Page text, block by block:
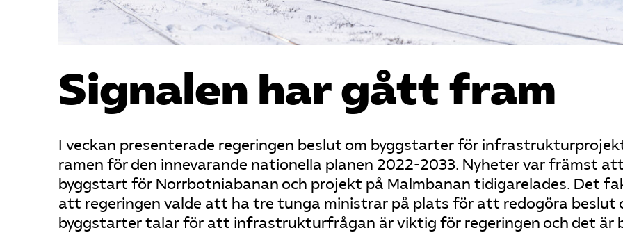
Signalen har gått fram
I veckan presenterade regeringen beslut om byggstarter för
ramen för den innevarande nationella planen 2022-2033. Nyheter var främst att
byggstart för Norrbotniabanan och projekt på Malmbanan tidigarelades. Det
att regeringen valde att ha tre tunga ministrar på plats för att redogöra beslut
byggstarter talar för att infrastrukturfrågan är viktig för regeringen och det är